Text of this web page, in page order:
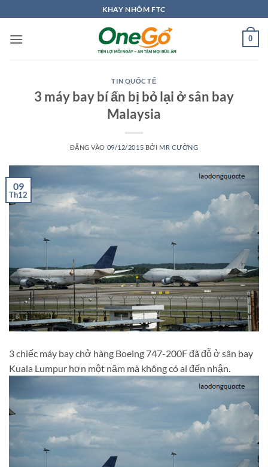
qua
nội
KHAY NHÔM FTC
0
TIN QUỐC TẾ
3 máy bay bí ẩn bị bỏ lại ở sân bay
Malaysia
ĐĂNG VÀO 09/12/2015 BỞI MR CƯỜNG
09
Th12
3 chiếc máy bay chở hàng Boeing 747-200F đã đỗ ở sân bay
Kuala Lumpur hơn một năm mà không có ai đến nhận.